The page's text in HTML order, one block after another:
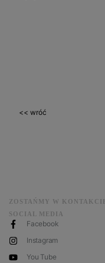
<< wróć
ZOSTAŃMY W KONTAKCIE
SOCIAL MEDIA
Facebook
Instagram
You Tube